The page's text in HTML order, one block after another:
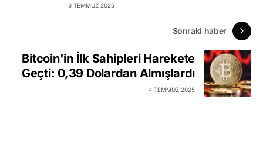
3 TEMMUZ 2025
Sonraki haber
Bitcoin'in İlk Sahipleri Harekete
Geçti: 0,39 Dolardan Almışlardı
4 TEMMUZ 2025